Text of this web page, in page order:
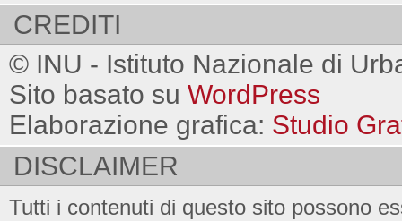
CREDITI
© INU - Istituto Nazionale di
Sito basato su WordPress
Elaborazione grafica: Studio
DISCLAIMER
Tutti i contenuti di questo sito possono